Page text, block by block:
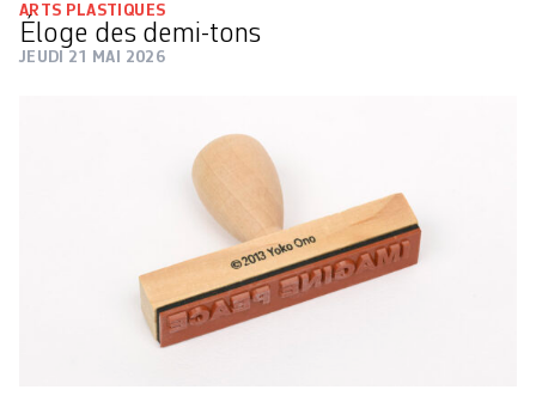
ARTS PLASTIQUES
Éloge des ­demi-tons
JEUDI 21 MAI 2026